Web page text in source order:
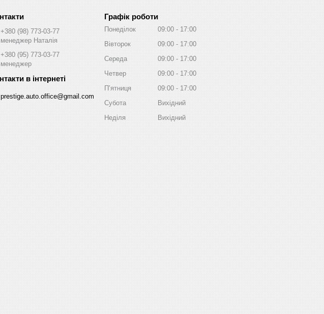
+380 (98) 773-03-77
менеджер Наталія
+380 (95) 773-03-77
менеджер
prestige.auto.office@gmail.com
Графік роботи
Понеділок 09:00
17:00
Вівторок
09:00
17:00
Середа
09:00
17:00
Четвер
09:00
17:00
Пʼятниця
09:00
17:00
Субота
Вихідний
Неділя
Вихідний